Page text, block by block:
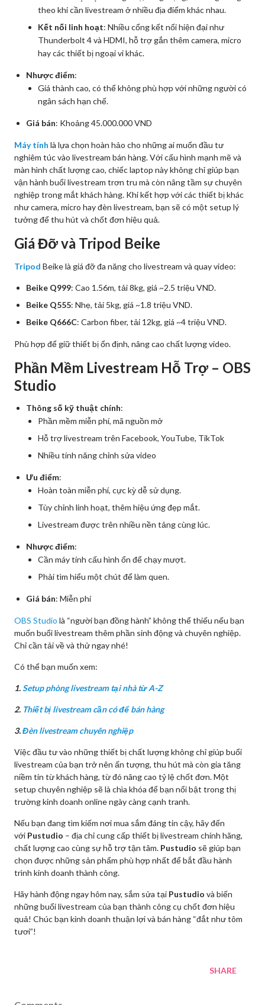
theo khi cần livestream ở nhiều địa điểm khác nhau.
Kết nối linh hoạt: Nhiều cổng kết nối hiện đại như
Thunderbolt 4 và HDMI, hỗ trợ gắn thêm camera, micro
hay các thiết bị ngoại vi khác.
Nhược điểm:
Giá thành cao, có thể không phù hợp với những người có
ngân sách hạn chế.
Giá bán: Khoảng 45.000.000 VND
Máy tính là lựa chọn hoàn hảo cho những ai muốn đầu tư
nghiêm túc vào livestream bán hàng. Với cấu hình mạnh mẽ và
màn hình chất lượng cao, chiếc laptop này không chỉ giúp bạn
vận hành buổi livestream trơn tru mà còn nâng tầm sự chuyên
nghiệp trong mắt khách hàng. Khi kết hợp với các thiết bị khác
như camera, micro hay đèn livestream, bạn sẽ có một setup lý
tưởng để thu hút và chốt đơn hiệu quả.
Giá Đỡ và Tripod Beike
Tripod Beike là giá đỡ đa năng cho livestream và quay video:
Beike Q999: Cao 1.56m, tải 8kg, giá ~2.5 triệu VND.
Beike Q555: Nhẹ, tải 5kg, giá ~1.8 triệu VND.
Beike Q666C: Carbon fiber, tải 12kg, giá ~4 triệu VND.
Phù hợp để giữ thiết bị ổn định, nâng cao chất lượng video.
Phần Mềm Livestream Hỗ Trợ – OBS
Studio
Thông số kỹ thuật chính:
Phần mềm miễn phí, mã nguồn mở
Hỗ trợ livestream trên Facebook, YouTube, TikTok
Nhiều tính năng chỉnh sửa video
Ưu điểm:
Hoàn toàn miễn phí, cực kỳ dễ sử dụng.
Tùy chỉnh linh hoạt, thêm hiệu ứng đẹp mắt.
Livestream được trên nhiều nền tảng cùng lúc.
Nhược điểm:
Cần máy tính cấu hình ổn để chạy mượt.
Phải tìm hiểu một chút để làm quen.
Giá bán: Miễn phí
OBS Studio là “người bạn đồng hành” không thể thiếu nếu bạn
muốn buổi livestream thêm phần sinh động và chuyên nghiệp.
Chỉ cần tải về và thử ngay nhé!
Có thể bạn muốn xem:
1.Setup phòng livestream tại nhà từ A-Z
2. Thiết bị livestream cần có để bán hàng
3.Đèn livestream chuyên nghiệp
Việc đầu tư vào những thiết bị chất lượng không chỉ giúp buổi
livestream của bạn trở nên ấn tượng, thu hút mà còn gia tăng
niềm tin từ khách hàng, từ đó nâng cao tỷ lệ chốt đơn. Một
setup chuyên nghiệp sẽ là chìa khóa để bạn nổi bật trong thị
trường kinh doanh online ngày càng cạnh tranh.
Nếu bạn đang tìm kiếm nơi mua sắm đáng tin cậy, hãy đến
với Pustudio – địa chỉ cung cấp thiết bị livestream chính hãng,
chất lượng cao cùng sự hỗ trợ tận tâm. Pustudio sẽ giúp bạn
chọn được những sản phẩm phù hợp nhất để bắt đầu hành
trình kinh doanh thành công.
Hãy hành động ngay hôm nay, sắm sửa tại Pustudio và biến
những buổi livestream của bạn thành công cụ chốt đơn hiệu
quả! Chúc bạn kinh doanh thuận lợi và bán hàng “đắt như tôm
tươi”!
SHARE